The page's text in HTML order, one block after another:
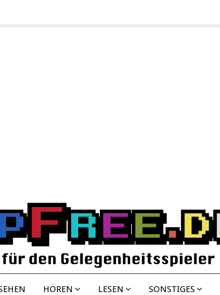
HÖREN LESEN SONSTIGES